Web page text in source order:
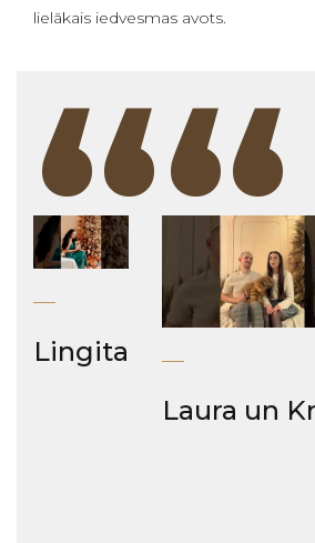
lielākais iedvesmas avots.
“
Lingita “
Laura un